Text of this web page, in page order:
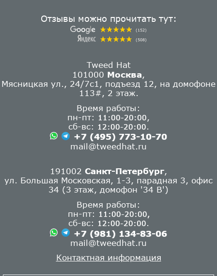
Отзывы можно прочитать тут:
(152)
(508)
Tweed Hat
101000 Москва
Мясницкая ул., 24/7с1, подъезд 12, на домофоне
113#, 2 этаж.
Время работы:
пн-пт:
11:00-20:00
сб-вс:
12:00-20:00
+7 (495) 773-10-70
mail@tweedhat.ru
191002 Санкт-Петербург
ул. Большая Московская, 1-3, парадная 3, офис
34 (3 этаж, домофон '34 В')
Время работы:
пн-пт:
11:00-20:00,
сб-вс: 12:00-20:00
+7 (981) 134-83-06
mail@tweedhat.ru
Контактная информация